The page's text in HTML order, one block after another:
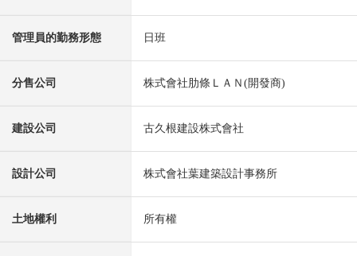
管理員的勤務形態 日班
分售公司 株式會社肋條ＬＡＮ(開發商)
建設公司 古久根建設株式會社
設計公司 株式會社葉建築設計事務所
土地權利 所有權